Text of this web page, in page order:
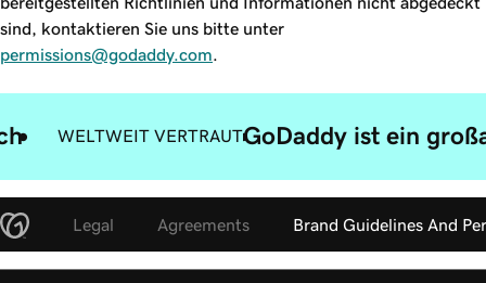
sind, kontaktieren Sie uns bitte unter
permissions@godaddy.com
WELTWEIT VERTRAUTGoDaddy ist ein
Legal Agreements Brand Guidelines And